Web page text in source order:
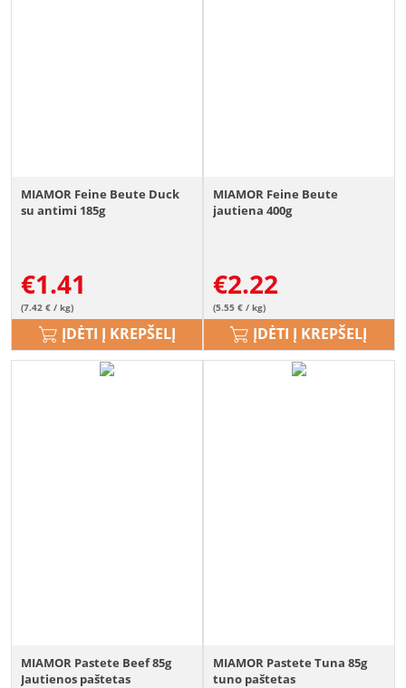
MIAMOR Feine Beute Duck
su antimi 185g
€1.41
(7.42 € / kg)
ĮDĖTI Į KREPŠELĮ
MIAMOR Feine Beute
jautiena 400g
€2.22
(5.55 € / kg)
ĮDĖTI Į KREPŠELĮ
MIAMOR Pastete Beef 85g
Jautienos paštetas
MIAMOR Pastete Tuna 85g
tuno paštetas